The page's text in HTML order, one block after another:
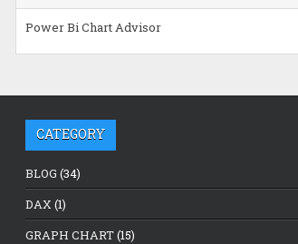
Power Bi Chart Advisor
CATEGORY
BLOG (34)
DAX(1)
GRAPH CHART(15)